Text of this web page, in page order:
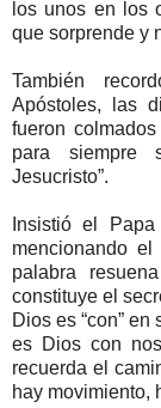
los unos en los
que sorprende y
También
Apóstoles, las
fueron
para siempre
Jesucristo”.
Insistió el
mencionando
palabra
constituye el
Dios es “con”
es Dios con
recuerda el
hay movimiento,